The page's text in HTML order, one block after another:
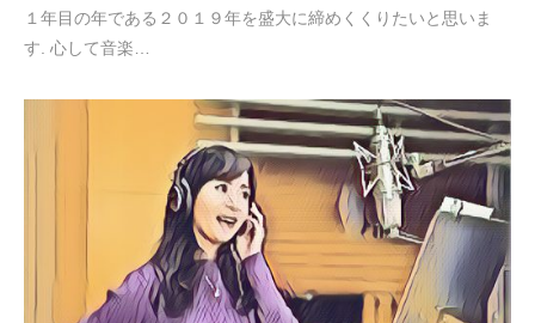
１年目の年である２０１９年を盛大に締めくくりたいと思いま
す. 心して音楽…